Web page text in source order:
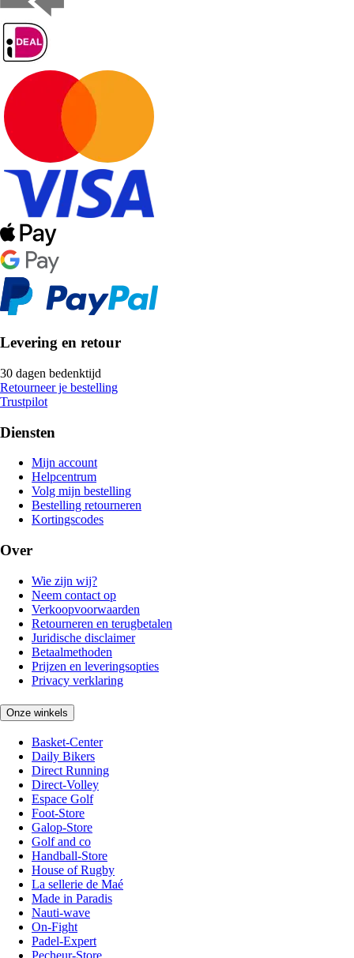
Levering en retour
30 dagen bedenktijd
Retourneer je bestelling
Trustpilot
Diensten
Mijn account
Helpcentrum
Volg mijn bestelling
Bestelling retourneren
Kortingscodes
Over
Wie zijn wij?
Neem contact op
Verkoopvoorwaarden
Retourneren en terugbetalen
Juridische disclaimer
Betaalmethoden
Prijzen en leveringsopties
Privacy verklaring
Onze winkels
Basket-Center
Daily Bikers
Direct Running
Direct-Volley
Espace Golf
Foot-Store
Galop-Store
Golf and co
Handball-Store
House of Rugby
La sellerie de Maé
Made in Paradis
Nauti-wave
On-Fight
Padel-Expert